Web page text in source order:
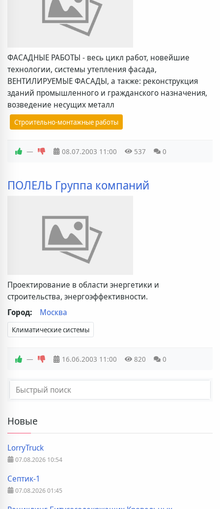
ФАСАДНЫЕ РАБОТЫ - весь цикл работ, новейшие
технологии, системы утепления фасада,
ВЕНТИЛИРУЕМЫЕ ФАСАДЫ, а также: реконструкция
зданий промышленного и гражданского назначения,
возведение несущих металл
Строительно-монтажные работы
— 08.07.2003 11:00 537 0
ПОЛЕЛЬ Группа компаний
Проектирование в области энергетики и
строительства, энергоэффективности.
Город:
Москва
Климатические системы
— 16.06.2003 11:00 820 0
Новые
LorryTruck
07.08.2026 10:54
Септик-1
07.08.202601:45